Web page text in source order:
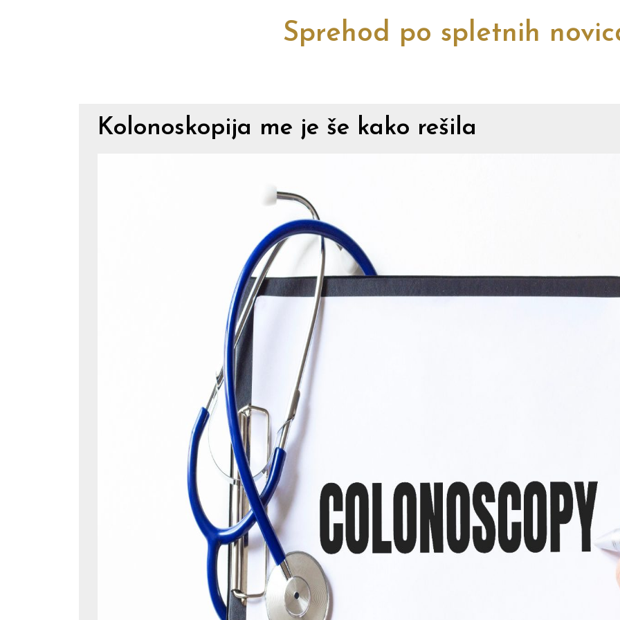
Sprehod po spletnih
Kolonoskopija me je še kako rešila